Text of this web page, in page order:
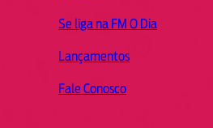
Se liga na FM O Dia
Lançamentos
Fale Conosco